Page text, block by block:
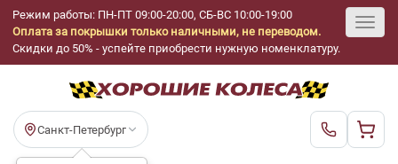
Режим работы: ПН-ПТ 09:00-20:00, СБ-ВС 10:00-19:00
Оплата за покрышки только наличными, не переводом.
Скидки до 50% - успейте приобрести нужную номенклатуру.
Санкт-Петербург